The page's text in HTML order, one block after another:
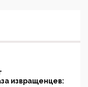
извращенцев: